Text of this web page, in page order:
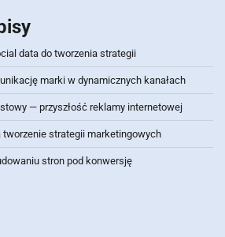
data do tworzenia strategii
marki w dynamicznych kanałach
— przyszłość reklamy internetowej
tworzenie strategii marketingowych
stron pod konwersję